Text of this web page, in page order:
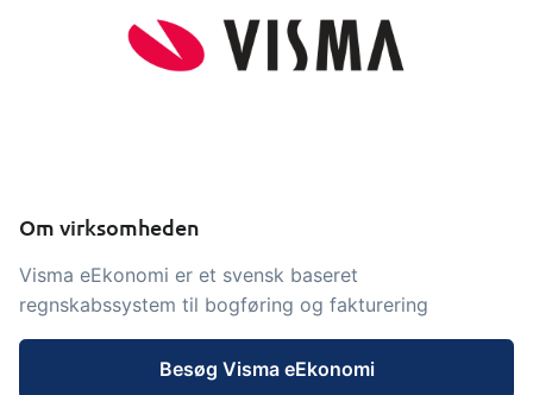
ordrestyring - helt digitalt
Power Pack
Connect
Masser af muligheder for automatik og
tilpassede flows via udveksling af filer
enheder
Om virksomheden
Visma eEkonomi er et svensk baseret
regnskabssystem til bogføring og fakturering
Besøg Visma eEkonomi